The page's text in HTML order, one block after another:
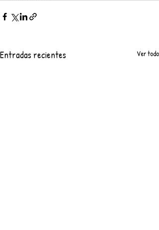
Entradas recientes Ver todo